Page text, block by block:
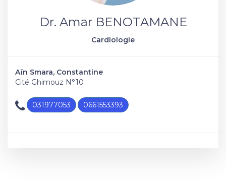
Dr. Amar BENOTAMANE
Cardiologie
Aïn Smara, Constantine
Cité Ghimouz N°10
031977053 0661553393